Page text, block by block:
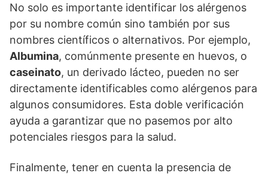
No solo es importante identificar los alérgenos
por su nombre común sino también por sus
nombres científicos o alternativos. Por ejemplo,
Albumina, comúnmente presente en huevos, o
caseinato, un derivado lácteo, pueden no ser
directamente identificables como alérgenos para
algunos consumidores. Esta doble verificación
ayuda a garantizar que no pasemos por alto
potenciales riesgos para la salud.
Finalmente, tener en cuenta la presencia de